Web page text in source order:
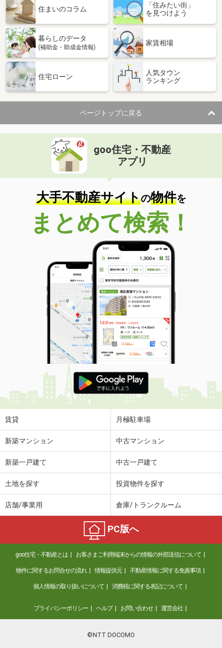
住まいのコラム
「住みたい街」
を見つけよう
暮らしのデータ
(補助金・助成金情報)
家賃相場
住宅ローン
人気タウン
ランキング
ページトップに戻る
goo住宅・不動産
アプリ
大手不動産サイトの物件を
まとめて検索！
賃貸 月極駐車場
新築マンション 中古マンション
新築一戸建て 中古一戸建て
土地を探す 投資物件を探す
店舗/事業用 倉庫/トランクルーム
PC版へ
goo住宅・不動産とは お客さまご利用端末からの情報の外部送信について
物件に関するお問合せの流れ 情報提供元 不動産情報に関する免責事項
個人情報の取り扱いについて 消費税に関する表記について
プライバシーポリシー ヘルプ お問い合わせ 運営会社
©NTT DOCOMO